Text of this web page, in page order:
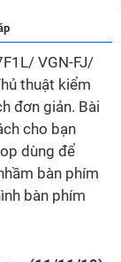
VGN-FJ/
thuật kiểm
đơn giản. Bài
cho bạn
dùng để
bàn phím
bàn phím